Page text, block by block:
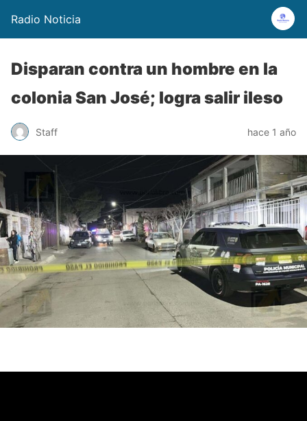
Radio Noticia
Disparan contra un hombre en la
colonia San José; logra salir ileso
Staff hace 1 año